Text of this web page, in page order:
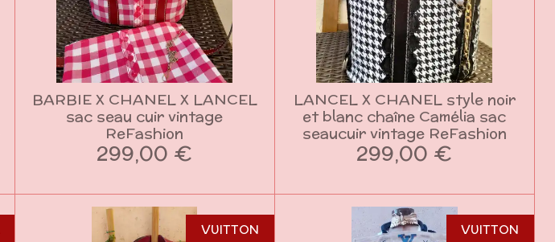
BARBIE X CHANEL X LANCEL
sac seau cuir vintage
ReFashion
299,00 €
LANCEL X CHANEL style noir
et blanc chaîne Camélia sac
seaucuir vintage ReFashion
299,00 €
VUITTON VUITTON